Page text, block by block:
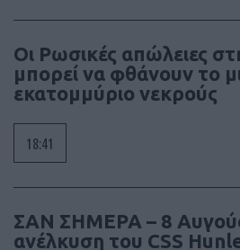
Οι Ρωσικές απώλειες
μπορεί να φθάνουν το
εκατομμύριο νεκρούς
18:41
ΣΑΝ ΣΗΜΕΡΑ – 8
ανέλκυση του CSS